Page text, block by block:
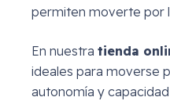
permiten moverte por
En nuestra tienda
ideales para moverse
autonomía y